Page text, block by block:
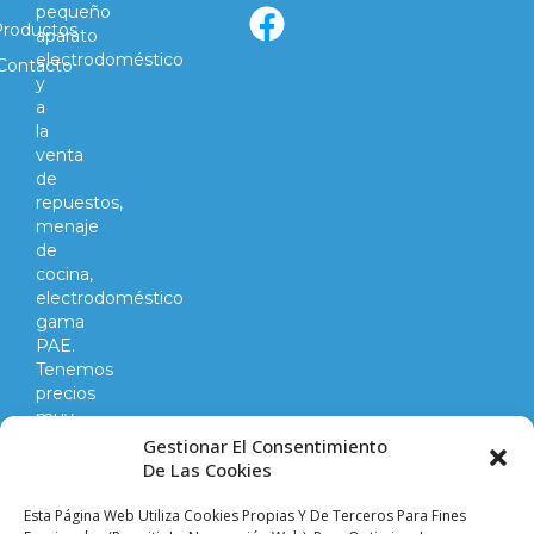
Gestionar El Consentimiento
De Las Cookies
Esta Página Web Utiliza Cookies Propias Y De Terceros Para Fines
pequeño
aparato
electrodoméstico
y
a
la
venta
de
repuestos,
menaje
de
cocina,
electrodoméstico
gama
PAE.
Tenemos
precios
muy
competitivos
lo